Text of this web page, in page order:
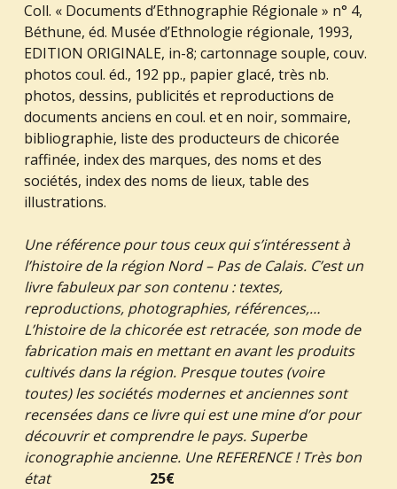
Coll. « Documents d’Ethnographie Régionale » n° 4,
Béthune, éd. Musée d’Ethnologie régionale, 1993,
EDITION ORIGINALE, in-8; cartonnage souple, couv.
photos coul. éd., 192 pp., papier glacé, très nb.
photos, dessins, publicités et reproductions de
documents anciens en coul. et en noir, sommaire,
bibliographie, liste des producteurs de chicorée
raffinée, index des marques, des noms et des
sociétés, index des noms de lieux, table des
illustrations.
Une référence pour tous ceux qui s’intéressent à
l’histoire de la région Nord – Pas de Calais. C’est un
livre fabuleux par son contenu : textes,
reproductions, photographies, références,…
L’histoire de la chicorée est retracée, son mode de
fabrication mais en mettant en avant les produits
cultivés dans la région. Presque toutes (voire
toutes) les sociétés modernes et anciennes sont
recensées dans ce livre qui est une mine d’or pour
découvrir et comprendre le pays. Superbe
iconographie ancienne. Une REFERENCE ! Très bon
état
25€